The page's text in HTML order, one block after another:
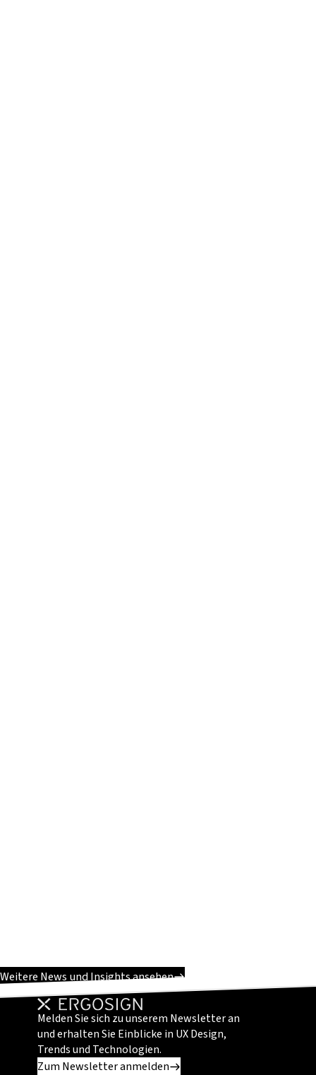
Weitere News und Insights ansehen
Melden Sie sich zu unserem Newsletter an
und erhalten Sie Einblicke in UX Design,
Trends und Technologien.
Zum Newsletter anmelden